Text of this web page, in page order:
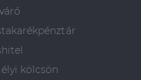
kölcsön